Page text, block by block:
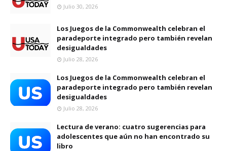
Julio 30, 2026
Los Juegos de la Commonwealth celebran el
paradeporte integrado pero también revelan
desigualdades
Julio 28, 2026
Los Juegos de la Commonwealth celebran el
paradeporte integrado pero también revelan
desigualdades
Julio 28, 2026
Lectura de verano: cuatro sugerencias para
adolescentes que aún no han encontrado su
libro